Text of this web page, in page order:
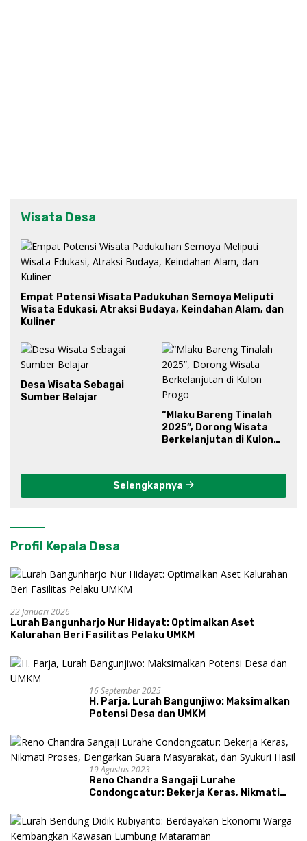
Wisata Desa
Empat Potensi Wisata Padukuhan Semoya Meliputi
Wisata Edukasi, Atraksi Budaya, Keindahan Alam, dan
Kuliner
Desa Wisata Sebagai
Sumber Belajar
“Mlaku Bareng Tinalah
2025”, Dorong Wisata
Berkelanjutan di Kulon
Selengkapnya
Profil Kepala Desa
22 Januari 2026
Lurah Bangunharjo Nur Hidayat: Optimalkan Aset
Kalurahan Beri Fasilitas Pelaku UMKM
16 September 2025
H. Parja, Lurah Bangunjiwo: Maksimalkan
Potensi Desa dan UMKM
19 Agustus 2023
Reno Chandra Sangaji Lurahe
Condongcatur: Bekerja Keras, Nikmati
dan Syukuri Hasil